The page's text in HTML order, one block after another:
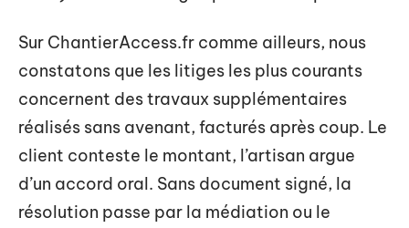
Sur ChantierAccess.fr comme ailleurs, nous
constatons que les litiges les plus courants
concernent des travaux supplémentaires
réalisés sans avenant, facturés après coup. Le
client conteste le montant, l’artisan argue
d’un accord oral. Sans document signé, la
résolution passe par la médiation ou le